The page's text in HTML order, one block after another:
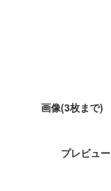
画像(3枚まで)
プレビュー